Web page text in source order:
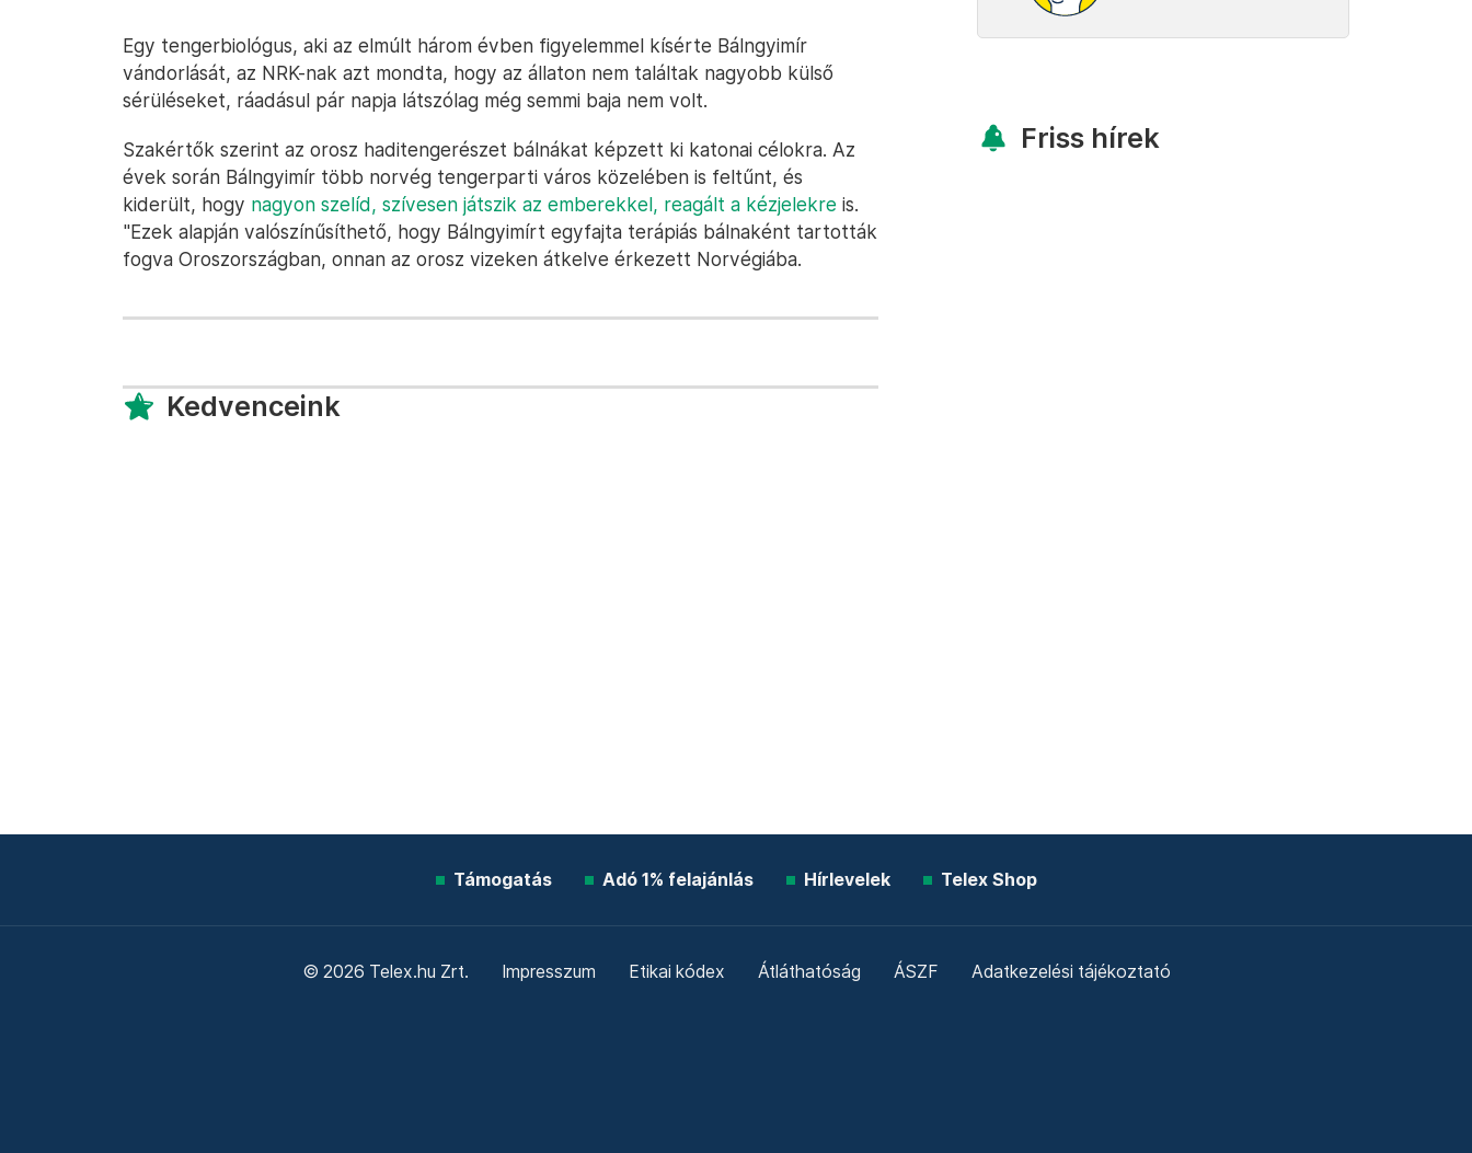
Egy tengerbiológus, aki az elmúlt három évben figyelemmel kísérte Bálngyimír
vándorlását, az NRK-nak azt mondta, hogy az állaton nem találtak nagyobb külső
sérüléseket, ráadásul pár napja látszólag még semmi baja nem volt.
Szakértők szerint az orosz haditengerészet bálnákat képzett ki katonai célokra. Az
évek során Bálngyimír több norvég tengerparti város közelében is feltűnt, és
kiderült, hogy nagyon szelíd, szívesen játszik az emberekkel, reagált a kézjelekre is.
"Ezek alapján valószínűsíthető, hogy Bálngyimírt egyfajta terápiás bálnaként tartották
fogva Oroszországban, onnan az orosz vizeken átkelve érkezett Norvégiába.
Kedvenceink
Friss hírek
Támogatás Adó 1% felajánlás Hírlevelek Telex Shop
© 2026 Telex.hu Zrt. Impresszum Etikai kódex Átláthatóság ÁSZF Adatkezelési tájékoztató